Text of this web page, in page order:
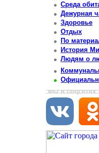
Среда
Дежурная
Здоровье
Отдых
По
История
Людям о
мы в соцсетях